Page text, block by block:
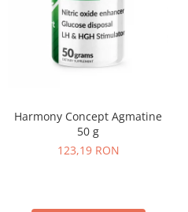
Harmony Concept Agmatine
50 g
123,19 RON